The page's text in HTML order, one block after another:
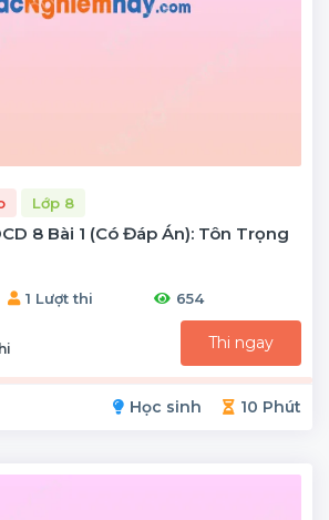
Lớp 8
8 Bài 1 (có Đáp Án): Tôn Trọng
1 Lượt thi 654
Thi ngay
Học sinh 10 Phút